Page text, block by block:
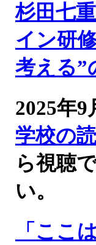
杉田七
イン研
考える”
2025年
学校の
ら視聴
い。
「ここ